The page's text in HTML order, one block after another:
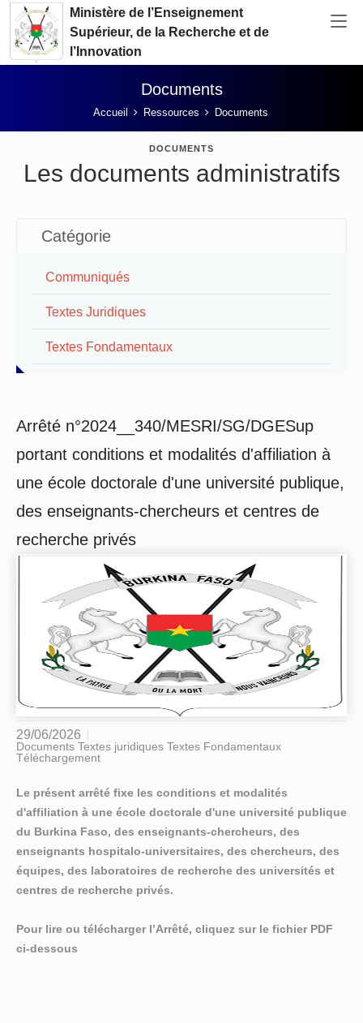
Aller au contenu principalMinistère de l’Enseignement
Supérieur, de la Recherche et de
l’Innovation
Documents
Accueil Ressources Documents
DOCUMENTS
Les documents administratifs
Catégorie
Communiqués
Textes Juridiques
Textes Fondamentaux
Arrêté n°2024__340/MESRI/SG/DGESup
portant conditions et modalités d'affiliation à
une école doctorale d'une université publique,
des enseignants-chercheurs et centres de
recherche privés
29/06/2026
Documents Textes juridiques Textes Fondamentaux
Téléchargement
Le présent arrêté fixe les conditions et modalités
d'affiliation à une école doctorale d'une université publique
du Burkina Faso, des enseignants-chercheurs, des
enseignants hospitalo-universitaires, des chercheurs, des
équipes, des laboratoires de recherche des universités et
centres de recherche privés.
Pour lire ou télécharger l’Arrêté, cliquez sur le fichier PDF
ci-dessous